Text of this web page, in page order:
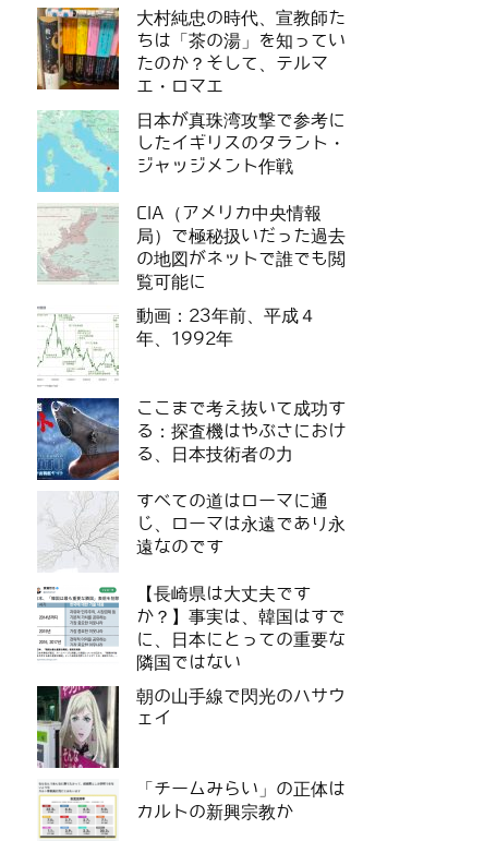
大村純忠の時代、宣教師た
ちは「茶の湯」を知ってい
たのか？そして、テルマ
エ・ロマエ
日本が真珠湾攻撃で参考に
したイギリスのタラント・
ジャッジメント作戦
CIA（アメリカ中央情報
局）で極秘扱いだった過去
の地図がネットで誰でも閲
覧可能に
動画：23年前、平成４
年、1992年
ここまで考え抜いて成功す
る：探査機はやぶさにおけ
る、日本技術者の力
すべての道はローマに通
じ、ローマは永遠であり永
遠なのです
【長崎県は大丈夫です
か？】事実は、韓国はすで
に、日本にとっての重要な
隣国ではない
朝の山手線で閃光のハサウ
ェイ
「チームみらい」の正体は
カルトの新興宗教か